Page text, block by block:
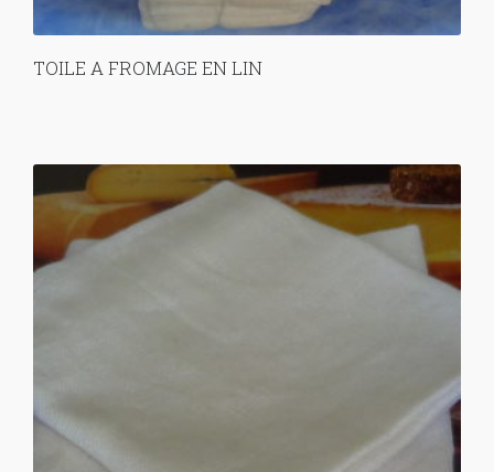
TOILE A FROMAGE EN LIN